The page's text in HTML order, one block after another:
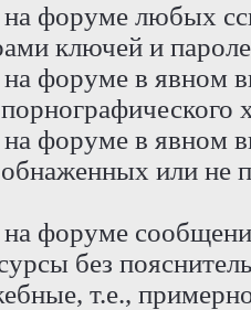
форуме любых
ключей и
форуме в явном
форуме в явном
или не
форуме
без
т.е.,